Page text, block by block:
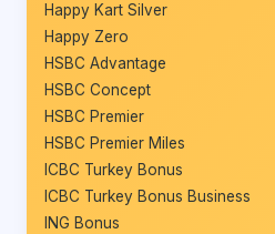
Happy Kart Silver
Happy Zero
HSBC Advantage
HSBC Concept
HSBC Premier
HSBC Premier Miles
ICBC Turkey Bonus
ICBC Turkey Bonus Business
ING Bonus